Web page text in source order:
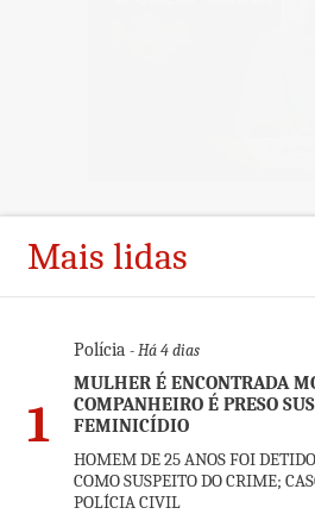
Mais lidas
1
Polícia - Há 4 dias
MULHER É ENCONTRADA
COMPANHEIRO É PRESO
FEMINICÍDIO
HOMEM DE 25 ANOS FOI
COMO SUSPEITO DO CRIME;
POLÍCIA CIVIL